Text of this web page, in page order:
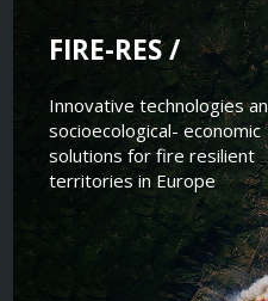
FIRE-RES /
Innovative technologies
socioecological- economic
solutions for fire resilient
territories in Europe